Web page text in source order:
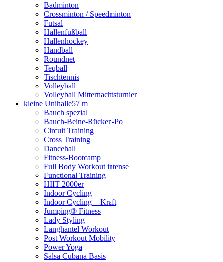
Badminton
Crossminton / Speedminton
Futsal
Hallenfußball
Hallenhockey
Handball
Roundnet
Teqball
Tischtennis
Volleyball
Volleyball Mitternachtsturnier
kleine Unihalle57 m
Bauch spezial
Bauch-Beine-Rücken-Po
Circuit Training
Cross Training
Dancehall
Fitness-Bootcamp
Full Body Workout intense
Functional Training
HIIT 2000er
Indoor Cycling
Indoor Cycling + Kraft
Jumping® Fitness
Lady Styling
Langhantel Workout
Post Workout Mobility
Power Yoga
Salsa Cubana Basis